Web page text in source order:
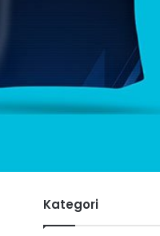
Kategori